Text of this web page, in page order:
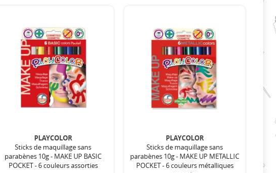
PLAYCOLOR
Sticks de maquillage sans
parabènes 10g - MAKE UP BASIC
POCKET - 6 couleurs assorties
PLAYCOLOR
Sticks de maquillage sans
parabènes 10g - MAKE UP METALLIC
POCKET - 6 couleurs métalliques